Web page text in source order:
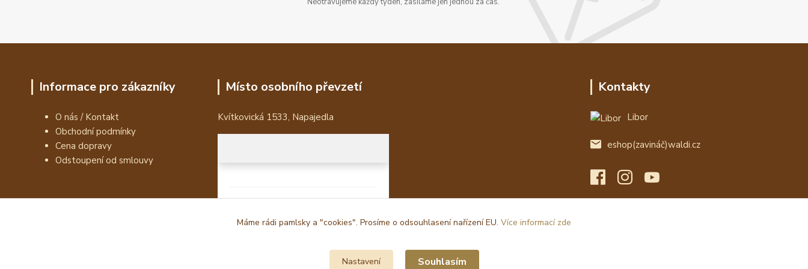
Informace pro zákazníky
O nás / Kontakt
Obchodní podmínky
Cena dopravy
Odstoupení od smlouvy
Místo osobního převzetí
Kvítkovická 1533, Napajedla
Kontakty
Libor
eshop(zavináč)waldi.cz
Máme rádi pamlsky a "cookies". Prosíme o odsouhlasení nařízení EU. Více informací zde
Nastavení Souhlasím